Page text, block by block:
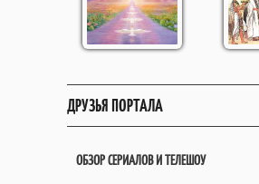
ДРУЗЬЯ ПОРТАЛА
ОБЗОР СЕРИАЛОВ И ТЕЛЕШОУ